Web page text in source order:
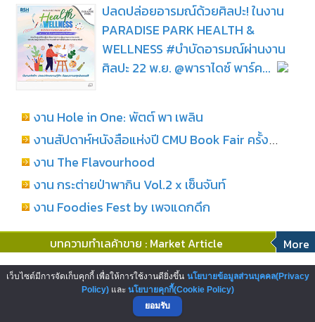
ปลดปล่อยอารมณ์ด้วยศิลปะ! ในงาน
PARADISE PARK HEALTH &
WELLNESS #บำบัดอารมณ์ผ่านงาน
ศิลปะ 22 พ.ย. @พาราไดซ์ พาร์ค...
งาน Hole in One: พัตต์ พา เพลิน
งาน The Flavourhood
งาน กระต่ายป่าพากิน Vol.2 x เซ็นจันท์
งาน Foodies Fest by เพจแดกดึก
บทความทำเลค้าขาย : Market Article More
โอกาสสู่การเป็นผู้ประกอบการสถานี
บริการน้ำมันเชลล์ บริษัทพลังงานระดับ
โลก...
เว็บไซต์มีการจัดเก็บคุกกี้ เพื่อให้การใช้งานดียิ่งขึ้น นโยบายข้อมูลส่วนบุคคล(Privacy
Policy)และ นโยบายคุกกี้(Cookie Policy)
ยอมรับ